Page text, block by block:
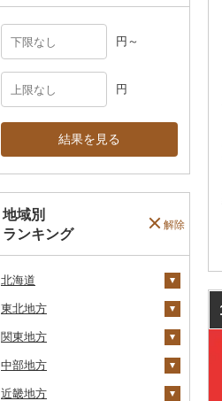
円～
円
結果を見る
地域別
ランキング
解除
北海道
安平町
八雲町
鹿部町
江差町
東北地方
青森県
十和田市
大鰐町
岩手県
宮古市
宮城県
関東地方
茨城県
土浦市
栃木県
中部地方
新潟県
近畿地方